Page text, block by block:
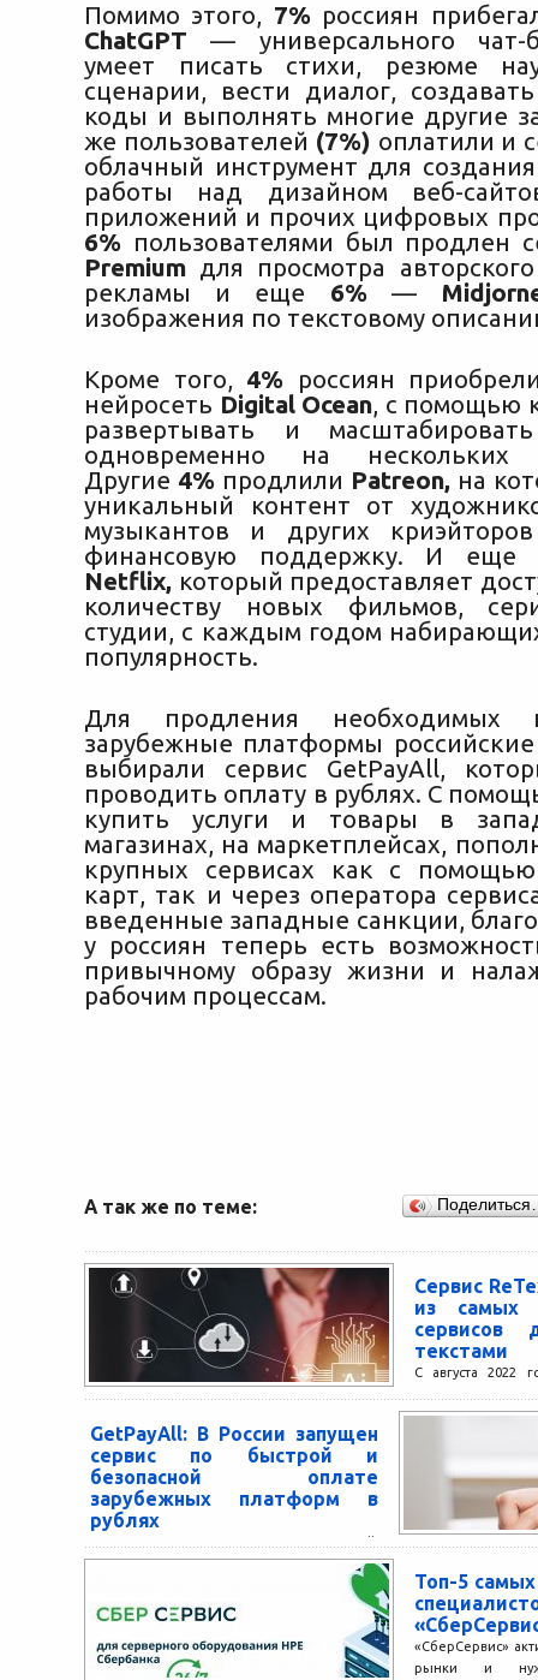
Помимо этого, 7% россиян
ChatGPT— универсального чат-
умеет писать стихи, резюме
сценарии, вести диалог,
коды и выполнять многие другие
же пользователей (7%) оплатили и
облачный инструмент для
работы над дизайном веб-
приложений и прочих цифровых
6% пользователями был продлен
Premium для просмотра
рекламы и еще 6% —
изображения по текстовому
Кроме того, 4% россиян
нейросеть Digital Ocean, с помощью
развертывать и
одновременно на нескольких
Другие 4% продлили Patreon, на
уникальный контент от
музыкантов и других
финансовую поддержку. И еще
Netflix, который предоставляет
количеству новых фильмов,
студии, с каждым годом
популярность.
Для продления необходимых
зарубежные платформы
выбирали сервис GetPayAll,
проводить оплату в рублях. С
купить услуги и товары в
магазинах, на маркетплейсах,
крупных сервисах как с
карт, так и через оператора
введенные западные санкции,
у россиян теперь есть
привычному образу жизни и
рабочим процессам.
А так же по теме:
Сервис
из самых
текстами
С августа 2022
доступных в
GetPayAll: В России запущен
сервис по быстрой и
безопасной оплате
зарубежных платформ в
рублях
В России запущен сервис GetPayAll,
который позволяет оплачивать подписки
на зарубежные платформы в рублях. С
помощью него можно купить услуги...
Топ-5
«СберСервис»
рынки и